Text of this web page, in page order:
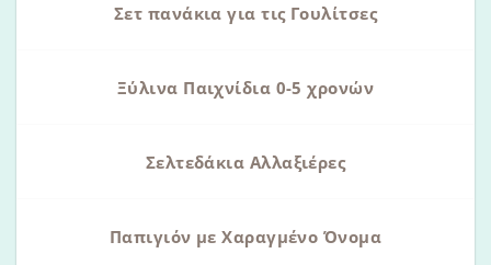
Σετ πανάκια για τις Γουλίτσες
Ξύλινα Παιχνίδια 0-5 χρονών
Σελτεδάκια Αλλαξιέρες
Παπιγιόν με Χαραγμένο Όνομα